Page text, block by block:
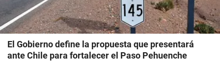
El Gobierno define la propuesta que presentará
ante Chile para fortalecer el Paso Pehuenche